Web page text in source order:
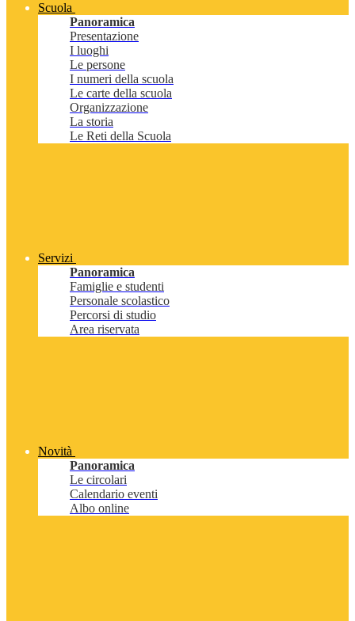
Scuola
Panoramica
Presentazione
I luoghi
Le persone
I numeri della scuola
Le carte della scuola
Organizzazione
La storia
Le Reti della Scuola
Servizi
Panoramica
Famiglie e studenti
Personale scolastico
Percorsi di studio
Area riservata
Novità
Panoramica
Le circolari
Calendario eventi
Albo online